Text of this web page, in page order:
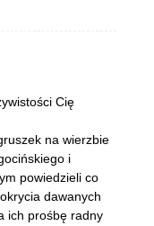
Cię
na wierzbie
i
powiedzieli co
dawanych
ich prośbę radny